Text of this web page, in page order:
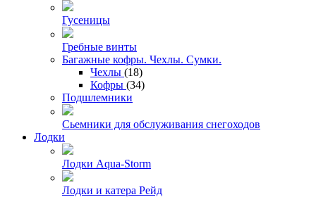
Гусеницы
Гребные винты
Багажные кофры. Чехлы. Сумки.
Чехлы (18)
Кофры (34)
Подшлемники
Сьемники для обслуживания снегоходов
Лодки
Лодки Aqua-Storm
Лодки и катера Рейд